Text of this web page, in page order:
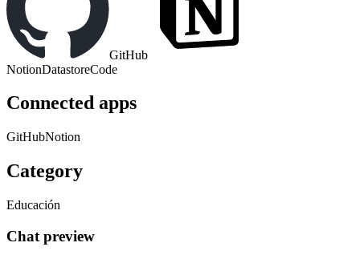
GitHub
NotionDatastoreCode
Connected apps
GitHubNotion
Category
Educación
Chat preview